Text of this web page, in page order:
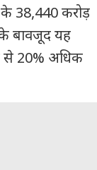
38,440 करोड़
बावजूद यह
से 20% अधिक